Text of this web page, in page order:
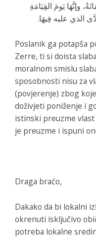
وإنَّهَا يَومَ القِيَامَةِ
الذي عليه فِيهَا.
Poslanik ga potapša
Zerre, ti si doista
moralnom smislu
sposobnosti nisu za
(povjerenje) zbog
doživjeti poniženje i
istinski preuzme
je preuzme i ispuni
Draga braćo,
Dakako da bi lokalni
okrenuti isključivo
potreba lokalne